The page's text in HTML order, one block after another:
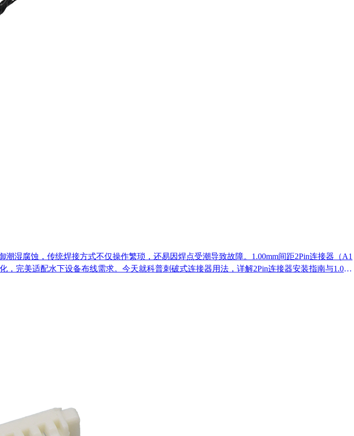
湿腐蚀，传统焊接方式不仅操作繁琐，还易因焊点受潮导致故障。1.00mm间距2Pin连接器（A1
完美适配水下设备布线需求。今天就科普刺破式连接器用法，详解2Pin连接器安装指南与1.00m